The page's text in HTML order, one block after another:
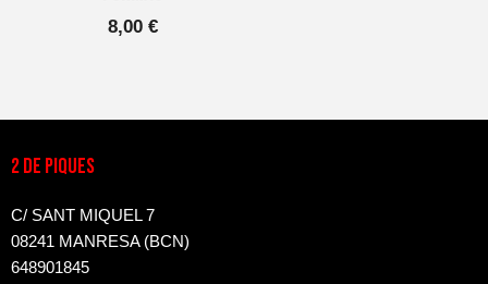
8,00 €
2 DE PIQUES
C/ SANT MIQUEL 7
08241 MANRESA (BCN)
648901845